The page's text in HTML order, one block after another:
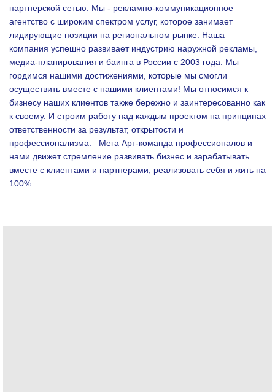
партнерской сетью. Мы - рекламно-коммуникационное
агентство с широким спектром услуг, которое занимает
лидирующие позиции на региональном рынке. Наша
компания успешно развивает индустрию наружной рекламы,
медиа-планирования и баинга в России с 2003 года. Мы
гордимся нашими достижениями, которые мы смогли
осуществить вместе с нашими клиентами! Мы относимся к
бизнесу наших клиентов также бережно и заинтересованно как
к своему. И строим работу над каждым проектом на принципах
ответственности за результат, открытости и
профессионализма. Мега Арт-команда профессионалов и
нами движет стремление развивать бизнес и зарабатывать
вместе с клиентами и партнерами, реализовать себя и жить на
100%.